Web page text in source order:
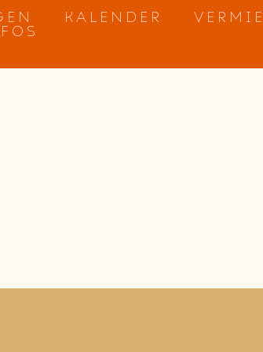
KALENDER